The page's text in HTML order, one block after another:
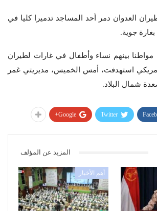
العدوان دمر أحد المساجد تدميرا كليا في
جوية.
وكان قد استشهد 11 مواطنا بينهم نساء وأطفال في غارات لطيران
استهدفت، أمس الخميس، مديريتي غمر
شمال البلاد.
Twitter
Google+
المزيد عن المؤلف
أهم الأخبار